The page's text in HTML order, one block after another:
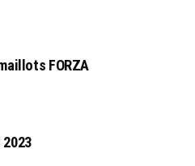
FORZA
2023